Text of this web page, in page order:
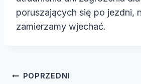
poruszających się po jezdni,
zamierzamy wjechać.
Nawigacja
POPRZEDNI